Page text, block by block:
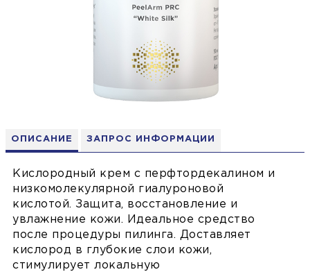
ОПИСАНИЕ ЗАПРОС ИНФОРМАЦИИ
Кислородный крем с перфтордекалином и
низкомолекулярной гиалуроновой
кислотой. Защита, восстановление и
увлажнение кожи. Идеальное средство
после процедуры пилинга. Доставляет
кислород в глубокие слои кожи,
стимулирует локальную